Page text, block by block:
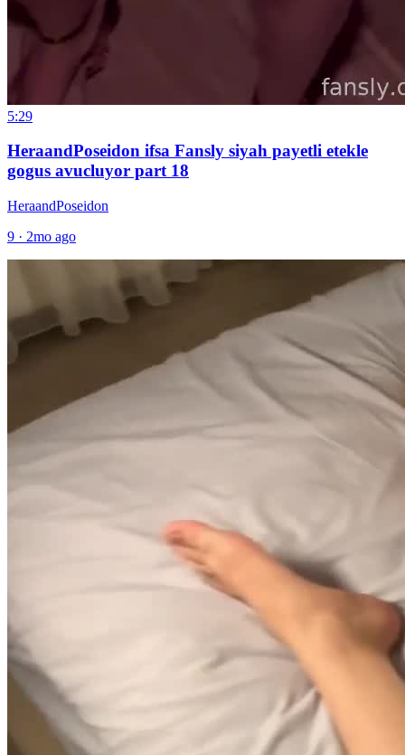
5:29
HeraandPoseidon ifsa Fansly siyah payetli etekle
gogus avucluyor part 18
HeraandPoseidon
9 · 2mo ago